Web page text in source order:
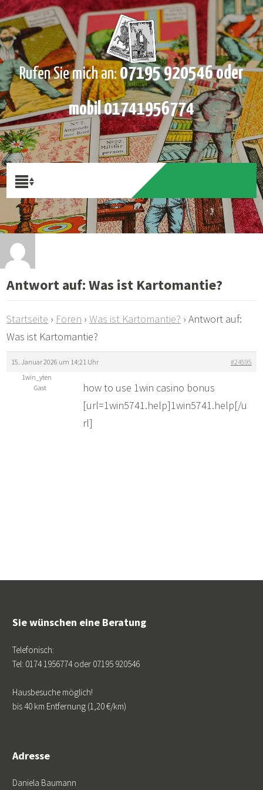
Rufen Sie mich an:07195 920546 oder
mobil 01741956774
Antwort auf: Was ist Kartomantie?
Startseite › Foren › Was ist Kartomantie? › Antwort auf:
Was ist Kartomantie?
15. Januar 2026 um 14:21 Uhr
#24595
1win_yten
Gast
how to use 1win casino bonus
[url=1win5741.help]1win5741.help[/u
rl]
Sie wünschen eine Beratung
Telefonisch:
Tel: 0174 1956774 oder 07195 920546
Hausbesuche möglich!
bis 40 km Entfernung (1,20 €/km)
Adresse
Daniela Baumann